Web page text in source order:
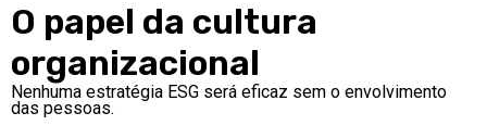
O papel da cultura
organizacional
Nenhuma estratégia ESG será eficaz sem o envolvimento
das pessoas.